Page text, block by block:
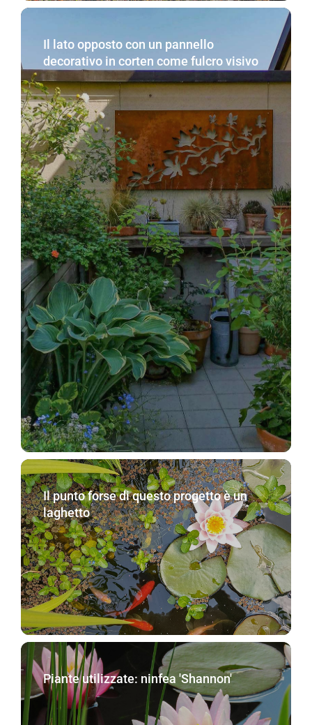
Il lato opposto con un pannello
decorativo in corten come fulcro visivo
Il punto forse di questo progetto è un
laghetto
Piante utilizzate: ninfea 'Shannon'